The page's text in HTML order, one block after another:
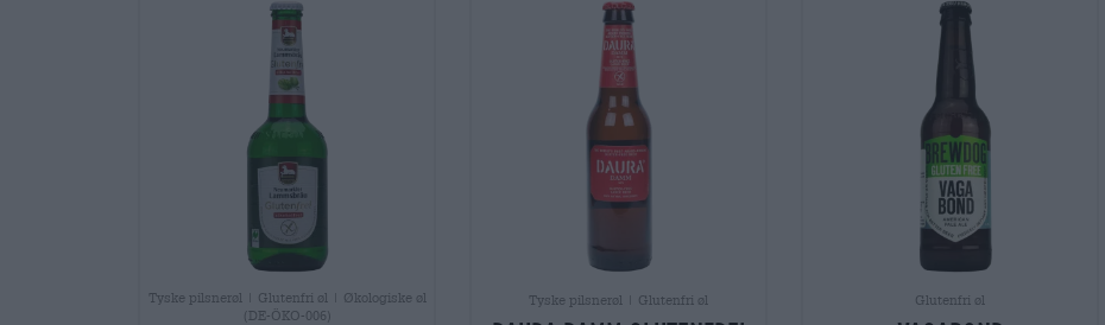
Tyske pilsnerøl | Glutenfri øl | Økologiske øl
(DE-ÖKO-006)
Tyske pilsnerøl | Glutenfri øl Glutenfri øl